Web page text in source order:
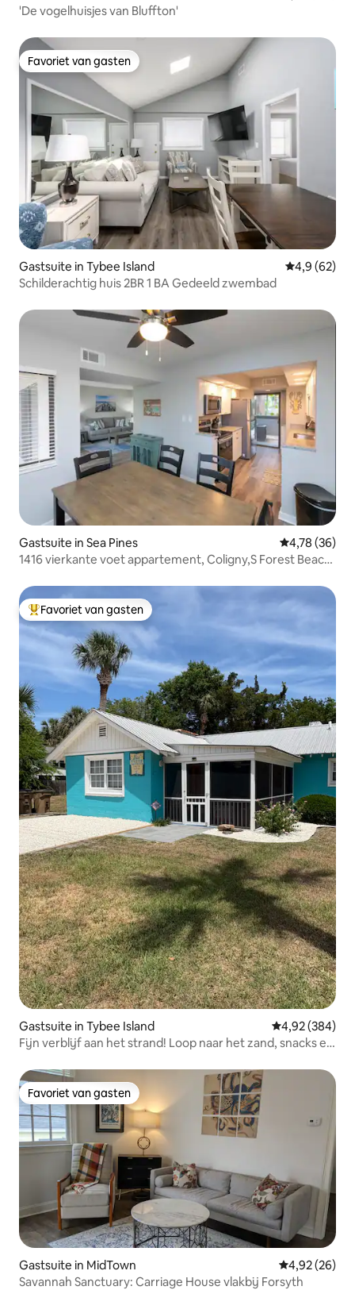
'De vogelhuisjes van Bluffton'
Favoriet van gasten
Favoriet van gasten
Gastsuite in Tybee Island Gemiddelde
4,9 (62)
Schilderachtig huis 2BR 1 BA Gedeeld zwembad
Gastsuite in Sea Pines Gemiddelde
4,78 (36)
1416 vierkante voet appartement, Coligny,S Forest Beach
Topfavoriet van gasten
Favoriet van gasten
Gastsuite in Tybee Island Gemiddelde
4,92 (384)
Fijn verblijf aan het strand! Loop naar het zand, snacks en
Favoriet van gasten
Favoriet van gasten
Gastsuite in MidTown Gemiddelde
4,92 (26)
Savannah Sanctuary: Carriage House vlakbij Forsyth